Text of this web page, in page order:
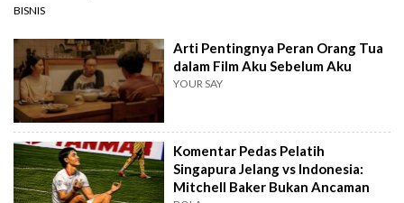
BISNIS
Arti Pentingnya Peran Orang Tua
dalam Film Aku Sebelum Aku
YOUR SAY
Komentar Pedas Pelatih
Singapura Jelang vs Indonesia:
Mitchell Baker Bukan Ancaman